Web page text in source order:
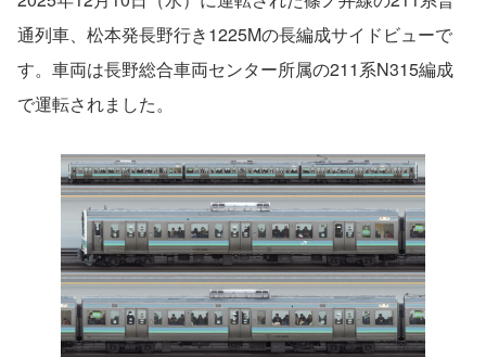
通列車、松本発長野行き1225Mの長編成サイドビューで
す。車両は長野総合車両センター所属の211系N315編成
で運転されました。